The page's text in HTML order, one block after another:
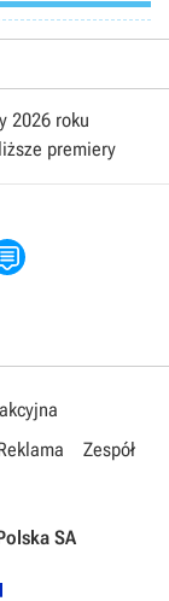
2026 roku
premiery
Zespół
SA